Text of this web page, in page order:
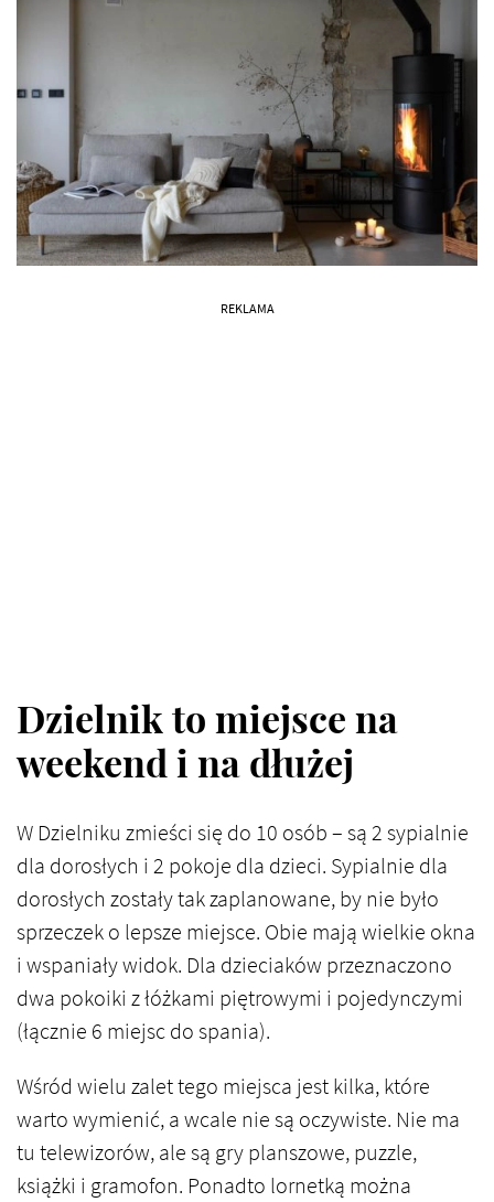
REKLAMA
Dzielnik to miejsce na
weekend i na dłużej
W Dzielniku zmieści się do 10 osób – są 2 sypialnie
dla dorosłych i 2 pokoje dla dzieci. Sypialnie dla
dorosłych zostały tak zaplanowane, by nie było
sprzeczek o lepsze miejsce. Obie mają wielkie okna
i wspaniały widok. Dla dzieciaków przeznaczono
dwa pokoiki z łóżkami piętrowymi i pojedynczymi
(łącznie 6 miejsc do spania).
Wśród wielu zalet tego miejsca jest kilka, które
warto wymienić, a wcale nie są oczywiste. Nie ma
tu telewizorów, ale są gry planszowe, puzzle,
książki i gramofon. Ponadto lornetką można